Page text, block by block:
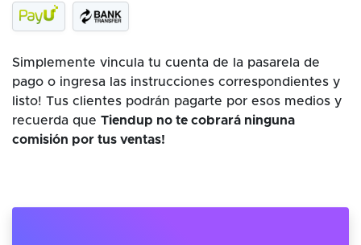
Simplemente vincula tu cuenta de la pasarela de
pago o ingresa las instrucciones correspondientes y
listo! Tus clientes podrán pagarte por esos medios y
recuerda que Tiendup no te cobrará ninguna
comisión por tus ventas!